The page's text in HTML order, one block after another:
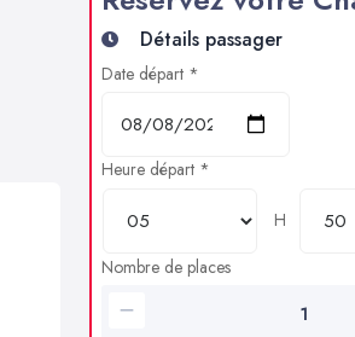
Détails passager
Date départ *
Heure départ *
H
Nombre de places